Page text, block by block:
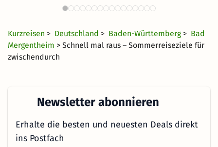
Kurzreisen > Deutschland > Baden-Württemberg > Bad
Mergentheim > Schnell mal raus – Sommerreiseziele für
zwischendurch
Newsletter abonnieren
Erhalte die besten und neuesten Deals direkt
ins Postfach